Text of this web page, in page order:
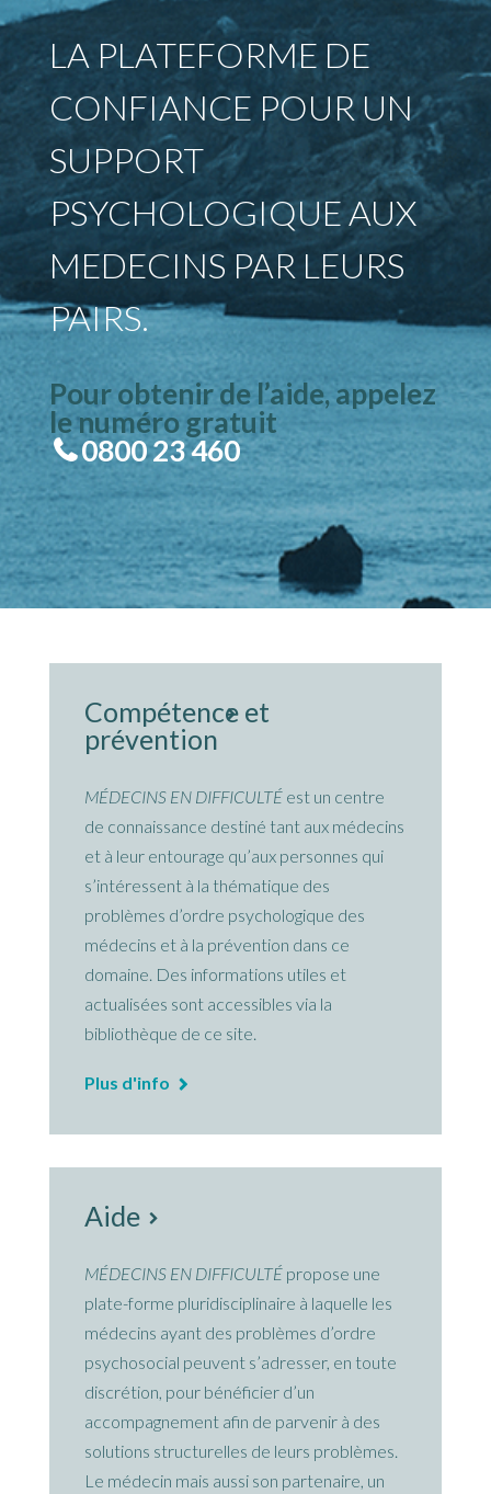
LA PLATEFORME DE
CONFIANCE POUR UN
SUPPORT
PSYCHOLOGIQUE AUX
MEDECINS PAR LEURS
PAIRS.
Pour obtenir de l’aide, appelez
le numéro gratuit
0800 23 460
Compétence et
prévention
MÉDECINS EN DIFFICULTÉest un centre
de connaissance destiné tant aux médecins
et à leur entourage qu’aux personnes qui
s’intéressent à la thématique des
problèmes d’ordre psychologique des
médecins et à la prévention dans ce
domaine. Des informations utiles et
actualisées sont accessibles via la
bibliothèque de ce site.
Plus d'info
Aide
MÉDECINS EN DIFFICULTÉpropose une
plate-forme pluridisciplinaire à laquelle les
médecins ayant des problèmes d’ordre
psychosocial peuvent s’adresser, en toute
discrétion, pour bénéficier d’un
accompagnement afin de parvenir à des
solutions structurelles de leurs problèmes.
Le médecin mais aussi son partenaire, un